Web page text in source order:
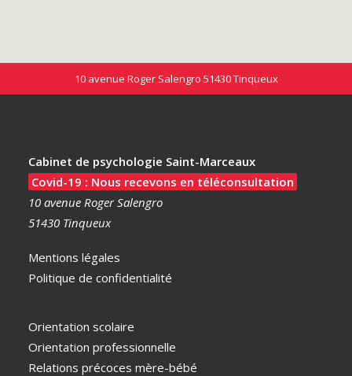
10 avenue Roger Salengro 51430 Tinqueux
Cabinet de psychologie Saint-Marceaux
Covid-19 : Nous recevons en téléconsultation
10 avenue Roger Salengro
51430 Tinqueux
Mentions légales
Politique de confidentialité
Orientation scolaire
Orientation professionnelle
Relations précoces mère-bébé